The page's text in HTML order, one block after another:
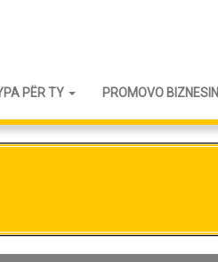
PËR TY PROMOVO BIZNESIN